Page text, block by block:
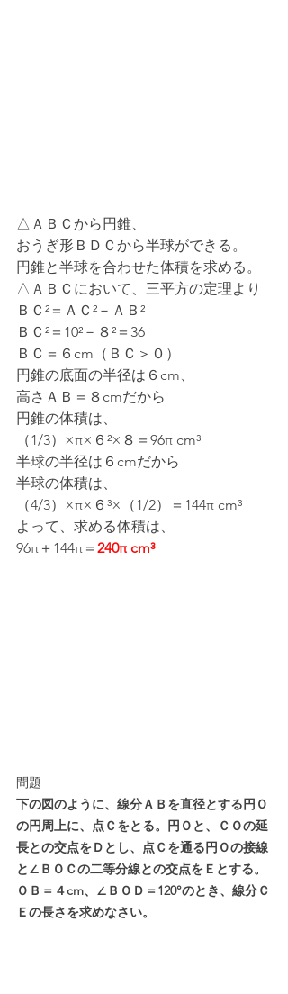
△ＡＢＣから円錐、
おうぎ形ＢＤＣから半球ができる。
円錐と半球を合わせた体積を求める。
△ＡＢＣにおいて、三平方の定理より
ＢＣ²＝ＡＣ²－ＡＢ²
ＢＣ²＝10²－８²＝36
ＢＣ＝６cm（ＢＣ＞０）
円錐の底面の半径は６cm、
高さＡＢ＝８cmだから
円錐の体積は、
（1/3）×π×６²×８＝96π cm³
半球の半径は６cmだから
半球の体積は、
（4/3）×π×６³×（1/2）＝144π cm³
よって、求める体積は、
96π＋144π＝ 240π cm³
問題
下の図のように、線分ＡＢを直径とする円Ｏ
の円周上に、点Ｃをとる。円Ｏと、ＣＯの延
長との交点をＤとし、点Ｃを通る円Ｏの接線
と∠ＢＯＣの二等分線との交点をＥとする。
ＯＢ＝４cm、∠ＢＯＤ＝120°のとき、線分Ｃ
Ｅの長さを求めなさい。